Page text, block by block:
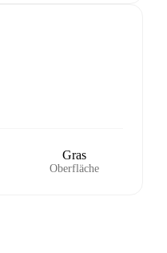
Gras
Oberfläche